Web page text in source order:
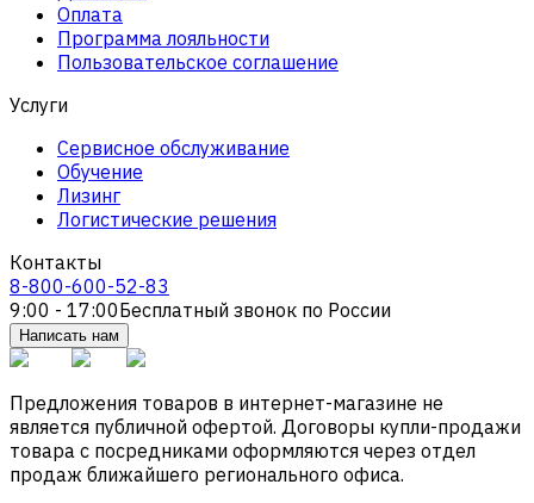
Оплата
Программа лояльности
Пользовательское соглашение
Услуги
Сервисное обслуживание
Обучение
Лизинг
Логистические решения
Контакты
8-800-600-52-83
9:00 - 17:00Бесплатный звонок по России
Написать нам
Предложения товаров в интернет-магазине не
является публичной офертой. Договоры купли-продажи
товара с посредниками оформляются через отдел
продаж ближайшего регионального офиса.